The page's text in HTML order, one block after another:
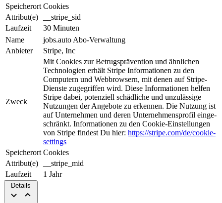
Speicherort Cookies
Attribut(e)
__stripe_sid
Laufzeit
30 Minuten
Name
jobs.auto Abo-Verwaltung
Anbieter
Stripe, Inc
Zweck
Mit Cookies zur Be­trugs­prä­ven­tion und ähnlichen
Tech­nologien erhält Stripe Informationen zu den
Computern und Web­brow­sern, mit denen auf Stripe-
Dienste zugegriffen wird. Diese Informationen helfen
Stripe da­bei, potenziell schädliche und unzulässige
Nutzungen der An­ge­bo­te zu erkennen. Die Nut­zung ist
auf Unternehmen und deren Unternehmensprofil ein­ge­
schrän­kt. Informationen zu den Cookie-Einstellungen
von Stripe findest Du hier: https://stripe.com/de/cookie-
settings
Speicherort Cookies
Attribut(e)
__stripe_mid
Laufzeit
1 Jahr
Details